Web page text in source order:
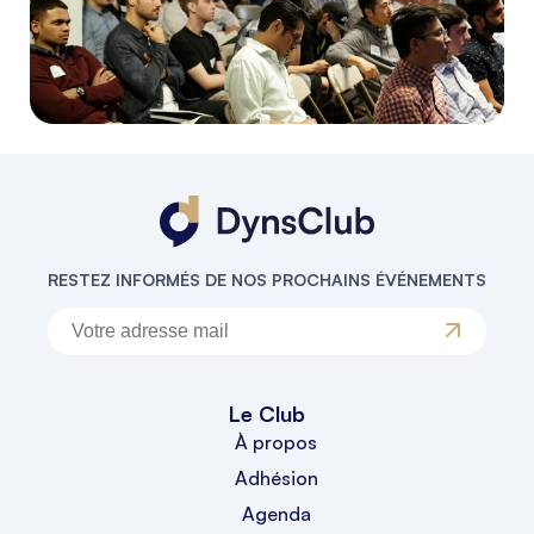
RESTEZ INFORMÉS DE NOS PROCHAINS ÉVÉNEMENTS
Le Club
À propos
Adhésion
Agenda